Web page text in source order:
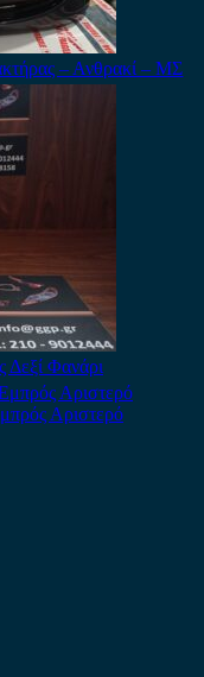
– Ανθρακί – ΜΣ
Φανάρι
Αριστερό